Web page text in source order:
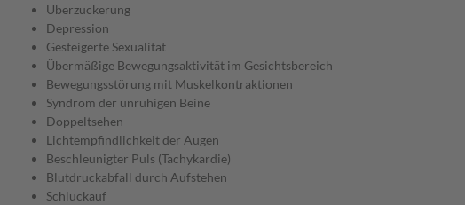
Überzuckerung
Depression
Gesteigerte Sexualität
Übermäßige Bewegungsaktivität im Gesichtsbereich
Bewegungsstörung mit Muskelkontraktionen
Syndrom der unruhigen Beine
Doppeltsehen
Lichtempfindlichkeit der Augen
Beschleunigter Puls (Tachykardie)
Blutdruckabfall durch Aufstehen
Schluckauf